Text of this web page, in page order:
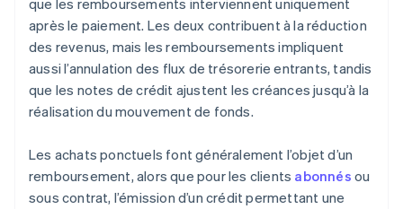
que les remboursements interviennent uniquement
après le paiement. Les deux contribuent à la réduction
des revenus, mais les remboursements impliquent
aussi l’annulation des flux de trésorerie entrants, tandis
que les notes de crédit ajustent les créances jusqu’à la
réalisation du mouvement de fonds.
Les achats ponctuels font généralement l’objet d’un
remboursement, alors que pour les clients abonnés ou
sous contrat, l’émission d’un crédit permettant une